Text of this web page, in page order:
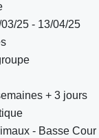
25 - 13/04/25
+ 3 jours
- Basse